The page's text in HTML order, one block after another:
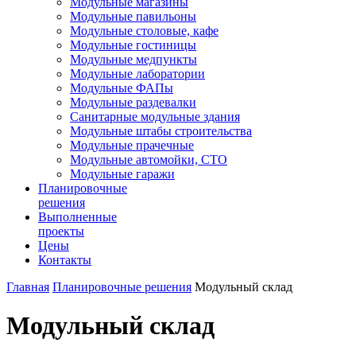
Модульные павильоны
Модульные столовые, кафе
Модульные гостиницы
Модульные медпункты
Модульные лаборатории
Модульные ФАПы
Модульные раздевалки
Санитарные модульные здания
Модульные штабы строительства
Модульные прачечные
Модульные автомойки, СТО
Модульные гаражи
Планировочные
решения
Выполненные
проекты
Цены
Контакты
Главная Планировочные решения Модульный склад
Модульный склад